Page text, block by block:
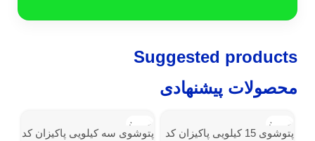
Suggested products
محصولات پیشنهادی
ناموجود
پتوشوی 15 کیلویی پاکیزان کد
ناموجود
پتوشوی سه کیلویی پاکیزان کد